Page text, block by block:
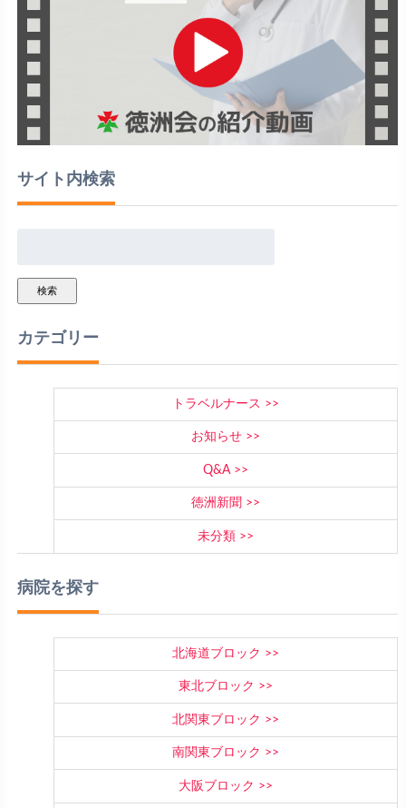
サイト内検索
検索
カテゴリー
トラベルナース
お知らせ
Q&A
徳洲新聞
未分類
病院を探す
北海道ブロック
東北ブロック
北関東ブロック
南関東ブロック
大阪ブロック